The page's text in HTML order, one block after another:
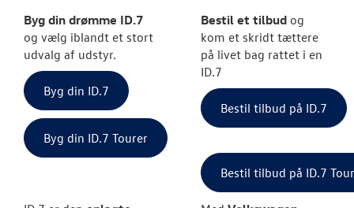
Byg din drømme ID.7
og vælg iblandt et stort
udvalg af udstyr.
Byg din ID.7
Byg din ID.7 Tourer
Bestil et tilbud og
kom et skridt tættere
på livet bag rattet i en
ID.7
Bestil tilbud på ID.7
Bestil tilbud på ID.7